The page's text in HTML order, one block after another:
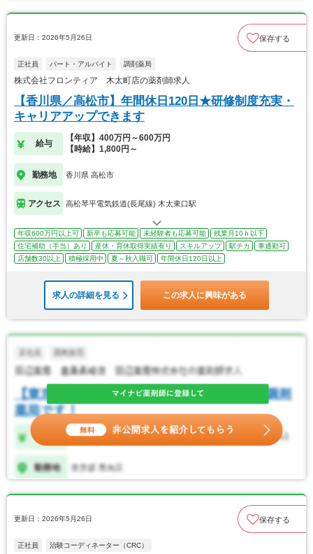
更新日：2026年5月26日 保存する
正社員 パート・アルバイト 調剤薬局
株式会社フロンティア 木太町店の薬剤師求人
【香川県／高松市】年間休日120日★研修制度充実・
キャリアアップできます
給与
【年収】400万円～600万円
【時給】1,800円～
勤務地 香川県 高松市
アクセス 高松琴平電気鉄道(長尾線) 木太東口駅
年収600万円以上可 新卒も応募可能 未経験者も応募可能
残業月10ｈ以下
住宅補助（手当）あり
産休・育休取得実績有り スキルアップ 駅チカ
車通勤可
店舗数30以上
積極採用中 夏～秋入職可 年間休日120日以上
求人の詳細を見る この求人に興味がある
更新日：2026年5月26日 保存する
正社員 治験コーディネーター（CRC）